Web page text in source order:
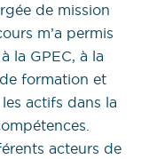
de mission
m’a permis
la GPEC, à la
formation et
actifs dans la
acteurs de